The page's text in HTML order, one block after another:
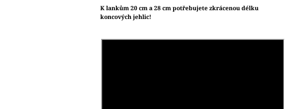
K lankům 20 cm a 28 cm potřebujete zkrácenou délku
koncových jehlic!